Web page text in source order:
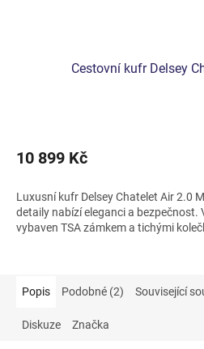
Cestovní kufr Delsey
10 899 Kč
Luxusní kufr Delsey Chatelet Air 2.0
detaily nabízí eleganci a bezpečnost.
vybaven TSA zámkem a tichými
Popis Podobné (2) Související
Diskuze Značka